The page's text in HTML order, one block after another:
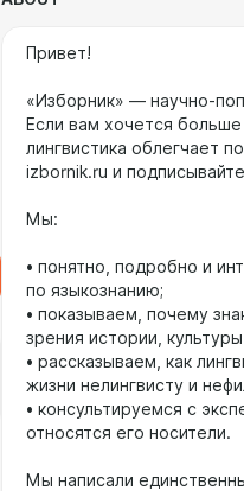
Привет!
«Изборник» — научно-
Если вам хочется
лингвистика облегчает
izbornik.ru и
Мы:
• понятно, подробно и
по языкознанию;
• показываем, почему
зрения истории,
• рассказываем, как
жизни нелингвисту и
• консультируемся с
относятся его носители.
Мы написали